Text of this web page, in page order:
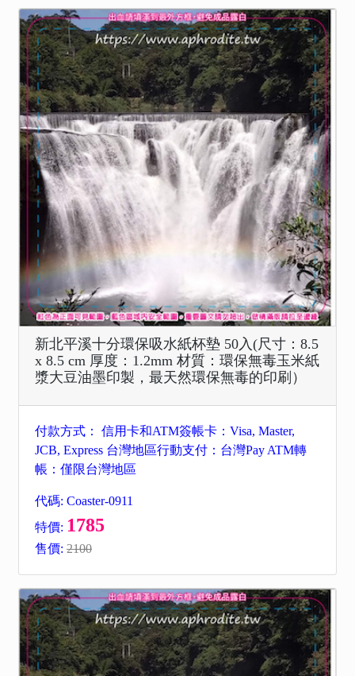
新北平溪十分環保吸水紙杯墊 50入(尺寸：8.5
x 8.5 cm 厚度：1.2mm 材質：環保無毒玉米紙
漿大豆油墨印製，最天然環保無毒的印刷）
付款方式： 信用卡和ATM簽帳卡：Visa, Master,
JCB, Express 台灣地區行動支付：台灣Pay ATM轉
帳：僅限台灣地區
代碼: Coaster-0911
特價: 1785
售價: 2100